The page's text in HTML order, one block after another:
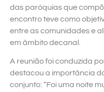
das paróquias que
encontro teve como
entre as comunidades e
em âmbito decanal.
A reunião foi conduzida
destacou a importância
conjunto: “Foi uma noite